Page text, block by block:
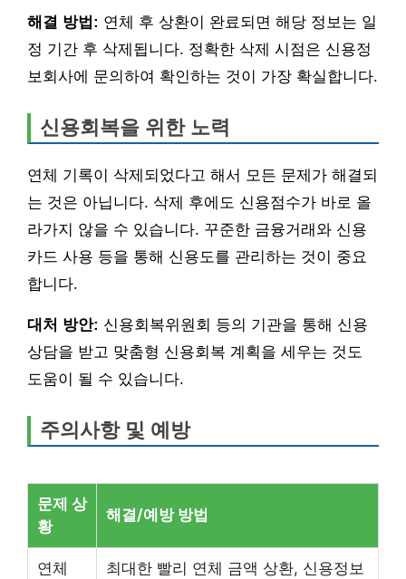
해결 방법: 연체 후 상환이 완료되면 해당 정보는 일
정 기간 후 삭제됩니다. 정확한 삭제 시점은 신용정
보회사에 문의하여 확인하는 것이 가장 확실합니다.
신용회복을 위한 노력
연체 기록이 삭제되었다고 해서 모든 문제가 해결되
는 것은 아닙니다. 삭제 후에도 신용점수가 바로 올
라가지 않을 수 있습니다. 꾸준한 금융거래와 신용
카드 사용 등을 통해 신용도를 관리하는 것이 중요
합니다.
대처 방안: 신용회복위원회 등의 기관을 통해 신용
상담을 받고 맞춤형 신용회복 계획을 세우는 것도
도움이 될 수 있습니다.
주의사항 및 예방
문제 상
황
해결/예방 방법
연체
최대한 빨리 연체 금액 상환, 신용정보